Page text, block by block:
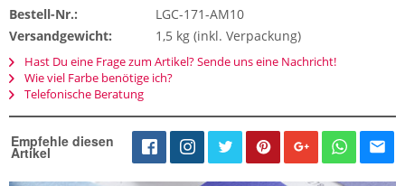
Bestell-Nr.:
LGC-171-AM10
Versandgewicht:
1,5 kg (inkl. Verpackung)
Hast Du eine Frage zum Artikel? Sende uns eine Nachricht!
Wie viel Farbe benötige ich?
Telefonische Beratung
Empfehle diesen
Artikel